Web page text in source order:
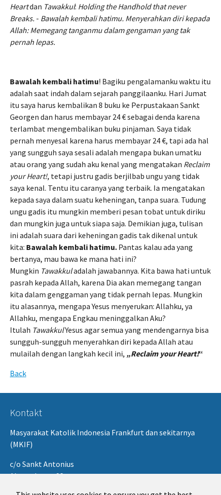
Heartdan Tawakkul: Holding the Handhold that never
Breaks. - Bawalah kembali hatimu. Menyerahkan diri kepada
Allah: Memegang tanganmu dalam gengaman yang tak
pernah lepas.
Bawalah kembali hatimu! Bagiku pengalamanku waktu itu
adalah saat indah dalam sejarah panggilaanku. Hari Jumat
itu saya harus kembalikan 8 buku ke Perpustakaan Sankt
Georgen dan harus membayar 24 € sebagai denda karena
terlambat mengembalikan buku pinjaman. Saya tidak
pernah menyesal karena harus membayar 24 €, tapi ada hal
yang sungguh saya sesali adalah mengapa bukan umatku
atau orang yang sudah aku kenal yang mengatakan Reclaim
your Heart!, tetapi justru gadis berjilbab ungu yang tidak
saya kenal. Tentu itu caranya yang terbaik. Ia mengatakan
kepada saya dalam suatu keheningan, tanpa suara. Tudung
ungu gadis itu mungkin memberi pesan tobat untuk diriku
dan mungkin juga untuk siapa saja. Demikian juga, tulisan
ini adalah suara dari keheningan gadis tak dikenal untuk
kita: Bawalah kembali hatimu. Pantas kalau ada yang
bertanya, mau bawa ke mana hati ini?
Mungkin Tawakkuladalah jawabannya. Kita bawa hati untuk
pasrah kepada Allah, karena Dia akan memegang tangan
kita dalam genggaman yang tidak pernah lepas. Mungkin
itu alasannya, mengapa Yesus menyerukan: Allahku, ya
Allahku, mengapa Engkau meninggalkan Aku?
Itulah TawakkulYesus agar semua yang mendengarnya bisa
sungguh-sungguh menyerahkan diri kepada Allah atau
mulailah dengan langkah kecil ini, „Reclaim your Heart!“
Back
Kontakt
Masyarakat Katolik Indonesia Frankfurt dan sekitarnya
(MKIF)
c/o Sankt Antonius
Alexanderstr. 23